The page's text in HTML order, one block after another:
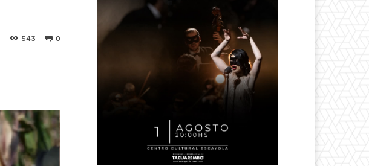
0
543